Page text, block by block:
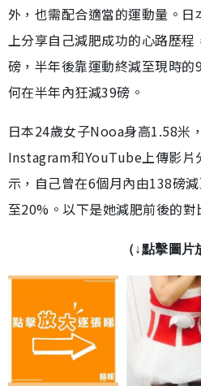
外，也需配合適當的運動量。
上分享自己減肥成功的心路歷
磅，半年後靠運動終減至現時
何在半年內狂減39磅。
日本24歲女子Nooa身高1.58米
Instagram和YouTube上傳影片
示，自己曾在6個月內由138磅
至20%。以下是她減肥前後的對
（↓點擊圖片